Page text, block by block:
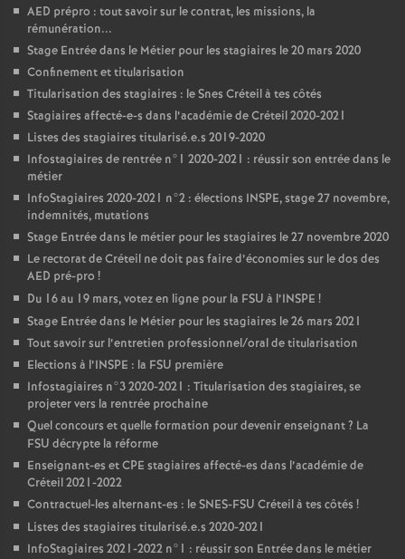
AED prépro : tout savoir sur le contrat, les missions, la
rémunération...
Stage Entrée dans le Métier pour les stagiaires le 20 mars 2020
Confinement et titularisation
Titularisation des stagiaires : le Snes Créteil à tes côtés
Stagiaires affecté-e-s dans l’académie de Créteil 2020-2021
Listes des stagiaires titularisé.e.s 2019-2020
Infostagiaires de rentrée n°1 2020-2021 : réussir son entrée dans le
métier
InfoStagiaires 2020-2021 n°2 : élections INSPE, stage 27 novembre,
indemnités, mutations
Stage Entrée dans le métier pour les stagiaires le 27 novembre 2020
Le rectorat de Créteil ne doit pas faire d’économies sur le dos des
AED pré-pro !
Du 16 au 19 mars, votez en ligne pour la FSU à l’INSPE !
Stage Entrée dans le Métier pour les stagiaires le 26 mars 2021
Tout savoir sur l’entretien professionnel/oral de titularisation
Elections à l’INSPE : la FSU première
Infostagiaires n°3 2020-2021 : Titularisation des stagiaires, se
projeter vers la rentrée prochaine
Quel concours et quelle formation pour devenir enseignant? La
FSU décrypte la réforme
Enseignant-es etCPE stagiaires affecté-es dans l’académie de
Créteil 2021-2022
Contractuel-les alternant-es : leSNES-FSU Créteil à tes côtés !
Listes des stagiaires titularisé.e.s 2020-2021
InfoStagiaires 2021-2022 n°1 : réussir son Entrée dans le métier